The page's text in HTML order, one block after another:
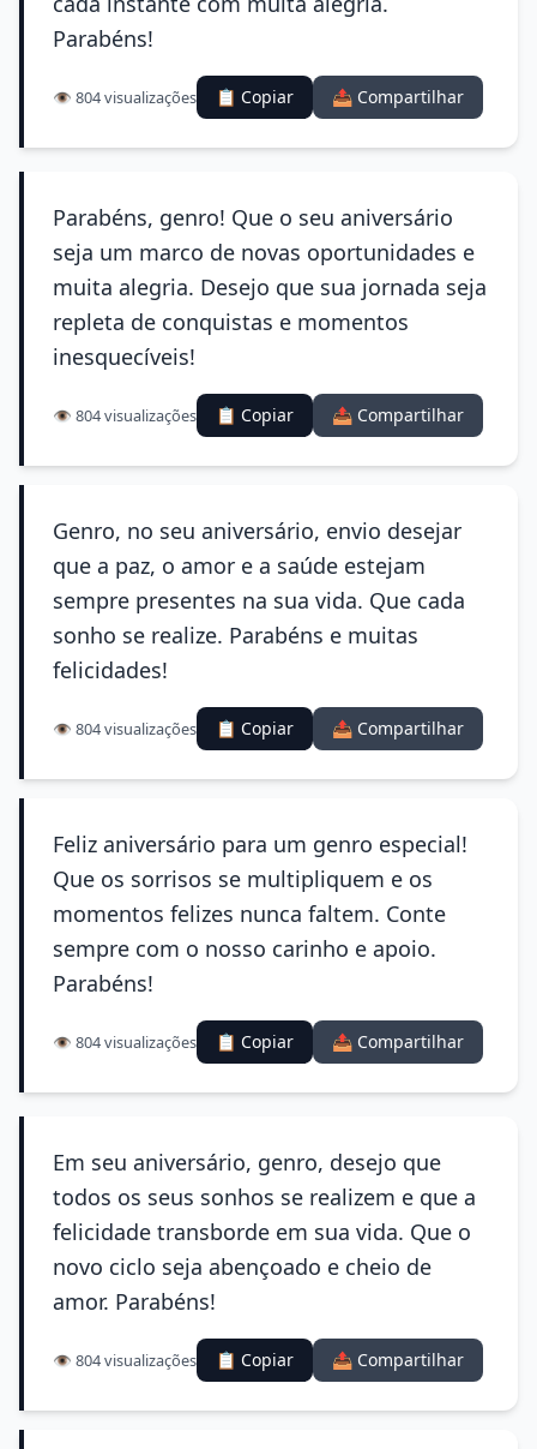
Parabéns!
👁️ 804 visualizações 📋 Copiar 📤 Compartilhar
Parabéns, genro! Que o seu aniversário
seja um marco de novas oportunidades e
muita alegria. Desejo que sua jornada seja
repleta de conquistas e momentos
inesquecíveis!
👁️ 804 visualizações 📋 Copiar 📤 Compartilhar
Genro, no seu aniversário, envio desejar
que a paz, o amor e a saúde estejam
sempre presentes na sua vida. Que cada
sonho se realize. Parabéns e muitas
felicidades!
👁️ 804 visualizações 📋 Copiar 📤 Compartilhar
Feliz aniversário para um genro especial!
Que os sorrisos se multipliquem e os
momentos felizes nunca faltem. Conte
sempre com o nosso carinho e apoio.
Parabéns!
👁️ 804 visualizações 📋 Copiar 📤 Compartilhar
Em seu aniversário, genro, desejo que
todos os seus sonhos se realizem e que a
felicidade transborde em sua vida. Que o
novo ciclo seja abençoado e cheio de
amor. Parabéns!
👁️ 804 visualizações 📋 Copiar 📤 Compartilhar